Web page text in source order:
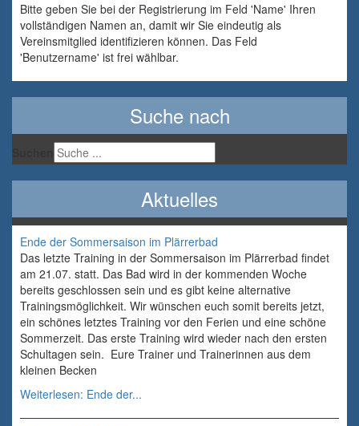
Bitte geben Sie bei der Registrierung im Feld 'Name' Ihren
vollständigen Namen an, damit wir Sie eindeutig als
Vereinsmitglied identifizieren können. Das Feld
'Benutzername' ist frei wählbar.
Suche nach
Aktuelles
Ende der Sommersaison im Plärrerbad
Das letzte Training in der Sommersaison im Plärrerbad findet
am 21.07. statt. Das Bad wird in der kommenden Woche
bereits geschlossen sein und es gibt keine alternative
Trainingsmöglichkeit. Wir wünschen euch somit bereits jetzt,
ein schönes letztes Training vor den Ferien und eine schöne
Sommerzeit. Das erste Training wird wieder nach den ersten
Schultagen sein. Eure Trainer und Trainerinnen aus dem
kleinen Becken
Weiterlesen: Ende der...